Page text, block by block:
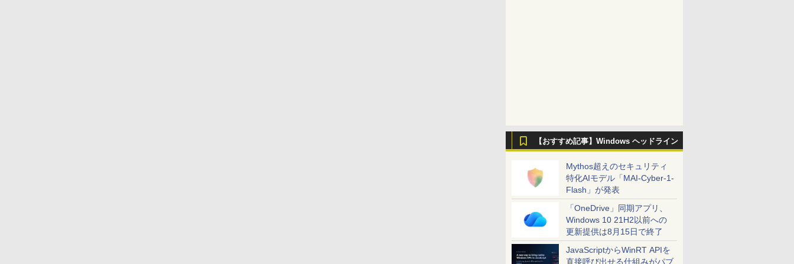
【おすすめ記事】Windows ヘッドライン
Mythos超えのセキュリティ
特化AIモデル「MAI-Cyber-1-
Flash」が発表
「OneDrive」同期アプリ、
Windows 10 21H2以前への
更新提供は8月15日で終了
JavaScriptからWinRT APIを
直接呼び出せる仕組みがパブ